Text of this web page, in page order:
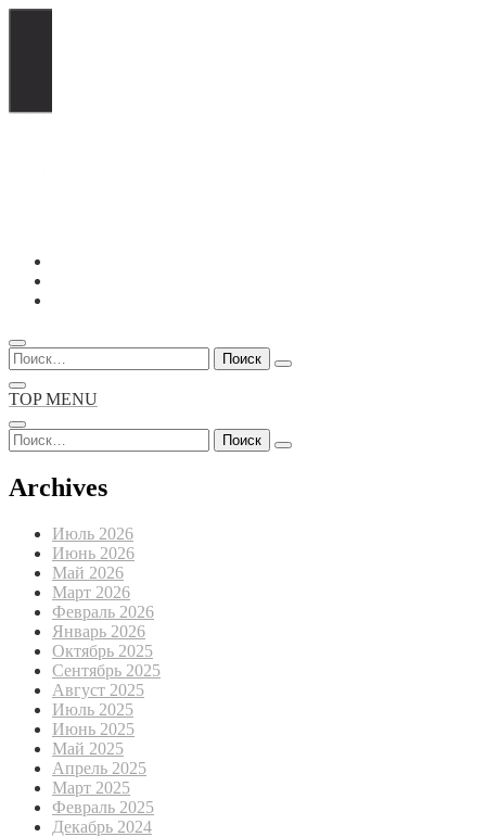
Перейти
содержимому
Найти:
TOP MENU
Найти:
Archives
Июль 2026
Июнь 2026
Май 2026
Март 2026
Февраль 2026
Январь 2026
Октябрь 2025
Сентябрь 2025
Август 2025
Июль 2025
Июнь 2025
Май 2025
Апрель 2025
Март 2025
Февраль 2025
Декабрь 2024